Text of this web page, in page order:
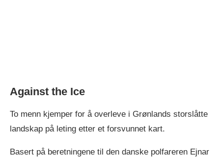
Against the Ice
To menn kjemper for å overleve i Grønlands storslåtte
landskap på leting etter et forsvunnet kart.
Basert på beretningene til den danske polfareren Ejnar